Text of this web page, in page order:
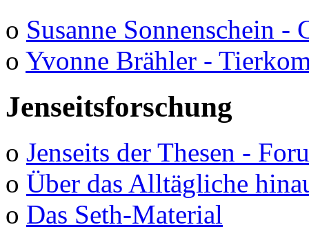
o Susanne Sonnenschein -
o Yvonne Brähler -
Jenseitsforschung
o Jenseits der Thesen -
o Über das Alltägliche
o Das Seth-Material